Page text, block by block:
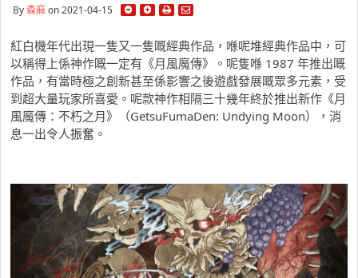
By森麻on 2021-04-15
紅白機年代出現一隻又一隻嘅經典作品，喺呢堆經典作品中，可
以稱得上係神作嘅一定有《月風魔傳》。呢隻喺 1987 年推出嘅
作品，有當時極之創新甚至係影響之後遊戲發展嘅眾多元素，受
到超大量玩家所喜愛。呢款神作相隔三十幾年終於推出新作《月
風魔傳：不朽之月》（GetsuFumaDen: Undying Moon），消
息一出令人振奮。